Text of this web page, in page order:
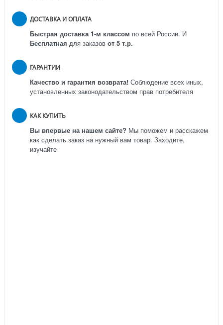
ДОСТАВКА И ОПЛАТА
Быстрая доставка 1-м классом по всей России. И
Бесплатная для заказов от 5 т.р.
ГАРАНТИИ
Качество и гарантия возврата! Соблюдение всех иных,
установленных законодательством прав потребителя
КАК КУПИТЬ
Вы впервые на нашем сайте? Мы поможем и расскажем
как сделать заказ на нужный вам товар. Заходите,
изучайте